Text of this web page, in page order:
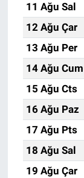
11 Ağu Sal
12 Ağu Çar
13 Ağu Per
14 Ağu Cum
15 Ağu Cts
16 Ağu Paz
17 Ağu Pts
18 Ağu Sal
19 Ağu Çar